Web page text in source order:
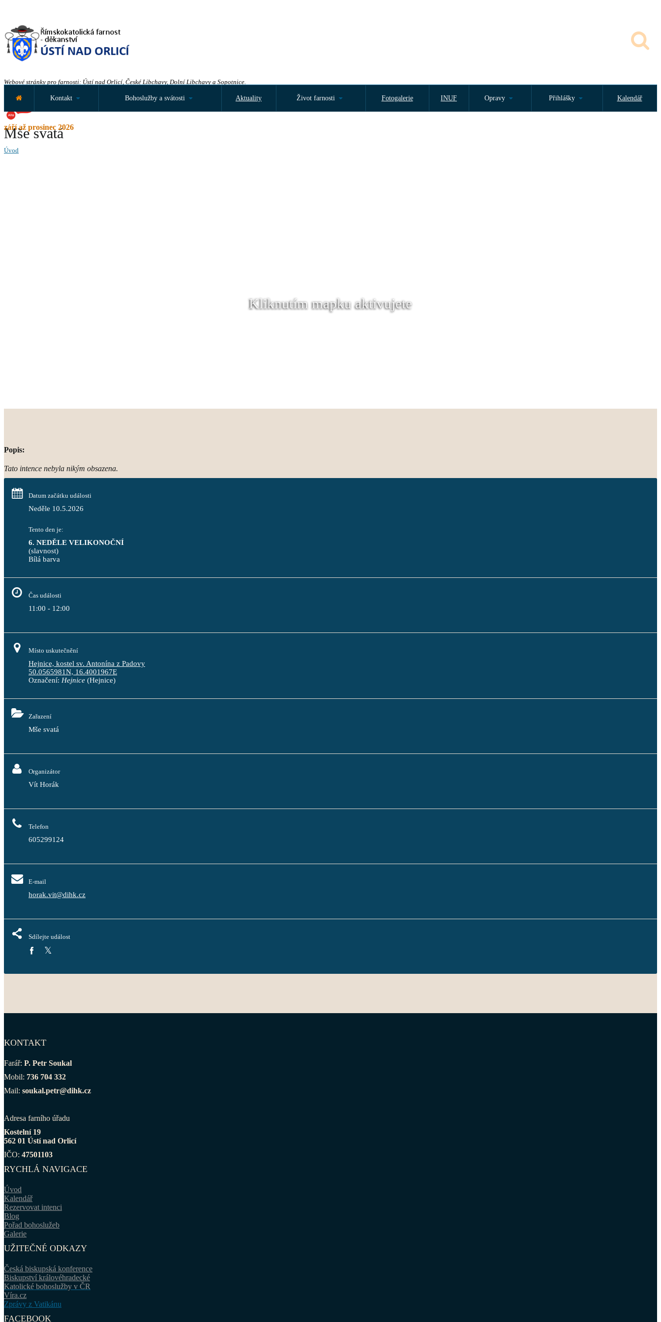
Webové stránky pro farnosti: Ústí nad Orlicí, České Libchavy, Dolní Libchavy a Sopotnice.
září až prosinec 2026
Kontakt Bohoslužby a svátosti Aktuality Život farnosti Fotogalerie INUF Opravy Přihlášky Kalendář
Mše svatá
Úvod
Kliknutím mapku aktivujete
Popis:
Tato intence nebyla nikým obsazena.
Datum začátku události
Neděle 10.5.2026
Tento den je:
6. NEDĚLE VELIKONOČNÍ
(slavnost)
Bílá barva
Čas události
11:00 - 12:00
Místo uskutečnění
Hejnice, kostel sv. Antonína z Padovy
50.0565981N, 16.4001967E
Označení: Hejnice (Hejnice)
Zařazení
Mše svatá
Organizátor
Vít Horák
Telefon
605299124
E-mail
horak.vit@dihk.cz
Sdílejte událost
KONTAKT
Farář: P. Petr Soukal
Mobil: 736 704 332
Mail: soukal.petr@dihk.cz
Adresa farního úřadu
Kostelní 19
562 01 Ústí nad Orlicí
IČO: 47501103
RYCHLÁ NAVIGACE
Úvod
Kalendář
Rezervovat intenci
Blog
Pořad bohoslužeb
Galerie
UŽITEČNÉ ODKAZY
Česká biskupská konference
Biskupství královéhradecké
Katolické bohoslužby v ČR
Víra.cz
Zprávy z Vatikánu
FACEBOOK